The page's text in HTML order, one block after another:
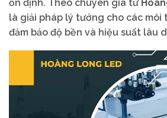
ổn định. Theo chuyên gia từ
là giải pháp lý tưởng cho các môi
đảm bảo độ bền và hiệu suất lâu